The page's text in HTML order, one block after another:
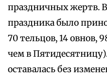
праздничных жертв.
праздника было
70 тельцов, 14 овнов,
чем в
оставалась без